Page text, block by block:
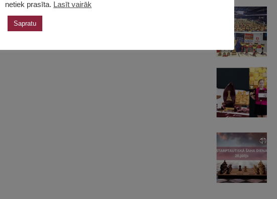
netiek prasīta. Lasīt vairāk
Sapratu